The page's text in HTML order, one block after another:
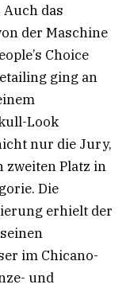
das
der Maschine
Choice
ging an
Look
nur die Jury,
zweiten Platz in
Die
erhielt der
im Chicano-
und